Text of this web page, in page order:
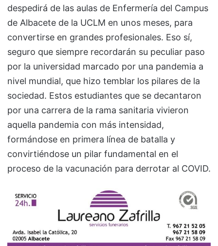
despedirá de las aulas de Enfermería del Campus
de Albacete de la UCLM en unos meses, para
convertirse en grandes profesionales. Eso sí,
seguro que siempre recordarán su peculiar paso
por la universidad marcado por una pandemia a
nivel mundial, que hizo temblar los pilares de la
sociedad. Estos estudiantes que se decantaron
por una carrera de la rama sanitaria vivieron
aquella pandemia con más intensidad,
formándose en primera línea de batalla y
convirtiéndose un pilar fundamental en el
proceso de la vacunación para derrotar al COVID.